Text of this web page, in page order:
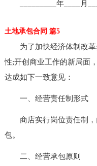
_________年____月
土地承包合同 篇5
为了加快经济体制改革
性;开创商业工作的新局面
达成如下一致意见：
一、经营责任制形式
商店实行岗位责任制，
包。
二、经营承包原则